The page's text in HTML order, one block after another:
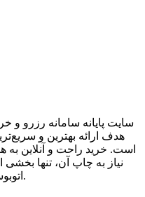
سایت پایانه سامانه رزرو و
هدف ارائه بهترین و
است. خرید راحت و آنلاین به
نیاز به چاپ آن، تنها بخشی
اتوبوسی از سال ۷۳ تا به امروز بوده است.